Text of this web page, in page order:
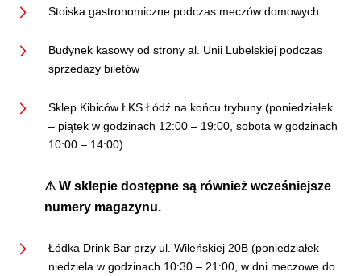
Stoiska gastronomiczne podczas meczów domowych
Budynek kasowy od strony al. Unii Lubelskiej podczas
sprzedaży biletów
Sklep Kibiców ŁKS Łódź na końcu trybuny (poniedziałek
– piątek w godzinach 12:00 – 19:00, sobota w godzinach
10:00 – 14:00)
⚠ W sklepie dostępne są również wcześniejsze
numery magazynu.
Łódka Drink Bar przy ul. Wileńskiej 20B (poniedziałek –
niedziela w godzinach 10:30 – 21:00, w dni meczowe do